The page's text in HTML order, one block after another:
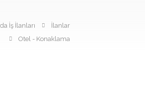
İş İlanları
İlanlar
Otel - Konaklama